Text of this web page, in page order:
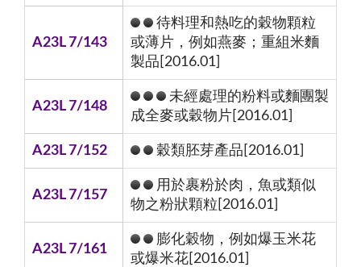
A23L 7/143
待料理和熱吃的穀物顆粒
或薄片，例如燕麥；重組米麵
製品[2016.01]
A23L 7/148
未經處理的粉料或麵團製
成全麥或穀物片[2016.01]
A23L 7/152 穀類胚芽產品[2016.01]
A23L 7/157
用於裹粉於肉，魚或類似
物之粉狀顆粒[2016.01]
A23L 7/161
膨化穀物，例如爆玉米花
或爆米花[2016.01]